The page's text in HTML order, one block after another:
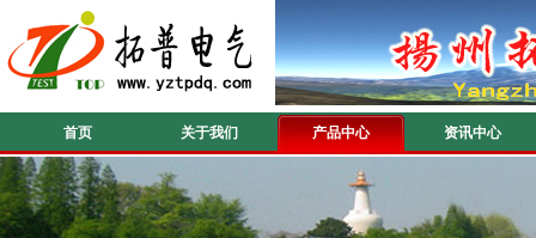
首页 关于我们 产品中心 资讯中心